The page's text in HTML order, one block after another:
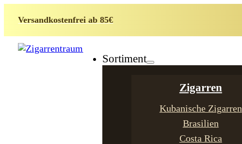
Versandkostenfrei ab 85€
Sortiment
Zigarren
Kubanische Zigarren
Brasilien
Costa Rica